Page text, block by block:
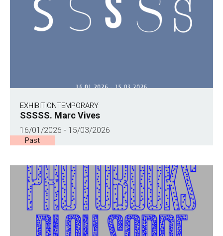
EXHIBITIONTEMPORARY
SSSSS. Marc Vives
16/01/2026 - 15/03/2026
Past